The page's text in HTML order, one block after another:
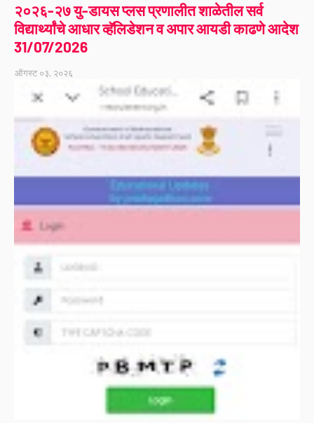
२०२६-२७ यु-डायस प्लस प्रणालीत शाळेतील सर्व
विद्यार्थ्यांचे आधार व्हॅलिडेशन व अपार आयडी काढणे आदेश
31/07/2026
ऑगस्ट ०३, २०२६